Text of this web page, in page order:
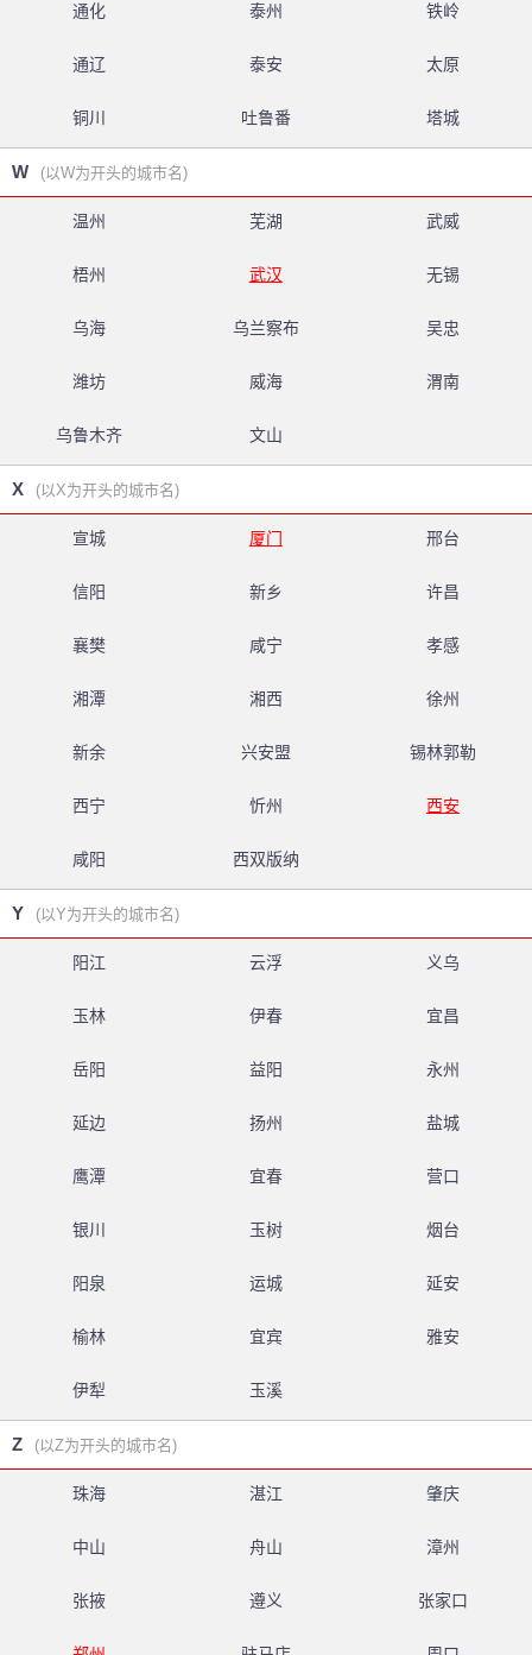
通化 泰州 铁岭
通辽 泰安 太原
铜川 吐鲁番 塔城
W (以W为开头的城市名)
温州 芜湖 武威
梧州 武汉 无锡
乌海 乌兰察布 吴忠
潍坊 威海 渭南
乌鲁木齐 文山
X (以X为开头的城市名)
宣城 厦门 邢台
信阳 新乡 许昌
襄樊 咸宁 孝感
湘潭 湘西 徐州
新余 兴安盟 锡林郭勒
西宁 忻州 西安
咸阳 西双版纳
Y (以Y为开头的城市名)
阳江 云浮 义乌
玉林 伊春 宜昌
岳阳 益阳 永州
延边 扬州 盐城
鹰潭 宜春 营口
银川 玉树 烟台
阳泉 运城 延安
榆林 宜宾 雅安
伊犁 玉溪
Z (以Z为开头的城市名)
珠海 湛江 肇庆
中山 舟山 漳州
张掖 遵义 张家口